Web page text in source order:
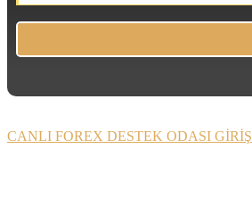
CANLI FOREX DESTEK ODASI GİRİŞ